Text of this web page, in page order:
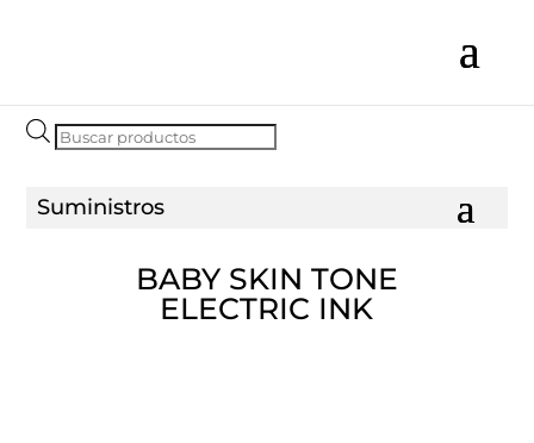
Búsqueda
BABY SKIN TONE
ELECTRIC INK